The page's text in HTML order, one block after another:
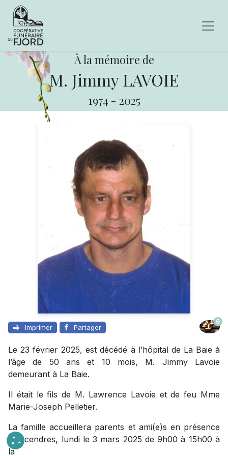
À la mémoire de
M. Jimmy LAVOIE
1974 - 2025
Imprimer Partager
6
Le 23 février 2025, est décédé à l’hôpital de La Baie à
l’âge de 50 ans et 10 mois, M. Jimmy Lavoie
demeurant à La Baie.
Il était le fils de M. Lawrence Lavoie et de feu Mme
Marie-Joseph Pelletier.
La famille accueillera parents et ami(e)s en présence
des cendres, lundi le 3 mars 2025 de 9h00 à 15h00 à
la